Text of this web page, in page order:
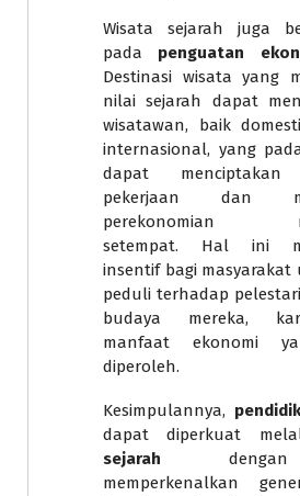
Wisata sejarah juga
pada penguatan
Destinasi wisata yang
nilai sejarah dapat
wisatawan, baik
internasional, yang
dapat menciptakan
pekerjaan dan
perekonomian
setempat. Hal ini
insentif bagi
peduli terhadap
budaya mereka,
manfaat ekonomi
diperoleh.
Kesimpulannya,
dapat diperkuat
sejarah
memperkenalkan